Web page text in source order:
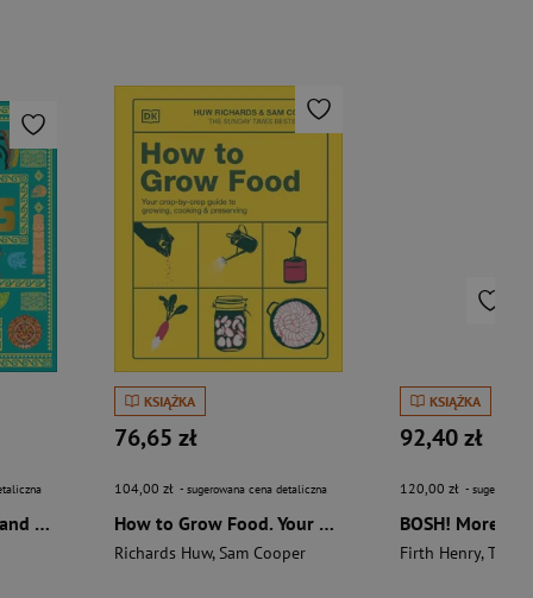
The Aztecs. The Rise and Fall of a Mighty Empire
KSIĄŻKA
76,65 zł
104,00 zł - sugerowana cena detaliczna
How to Grow Food. Your Crop-by-Crop Guide to Growing, Cooking, & Preserving
Richards Huw, Sam Cooper
KSIĄŻKA
92,40 zł
120,00 zł -
Firth Henry,